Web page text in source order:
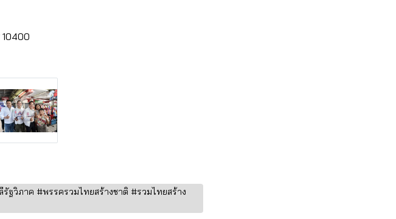
ฐวิภาค #พรรครวมไทยสร้างชาติ #รวมไทยสร้าง